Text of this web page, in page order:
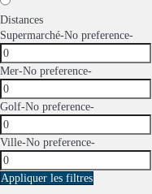
Distances
Supermarché-No preference-
Mer-No preference-
Golf-No preference-
Ville-No preference-
Appliquer les filtres